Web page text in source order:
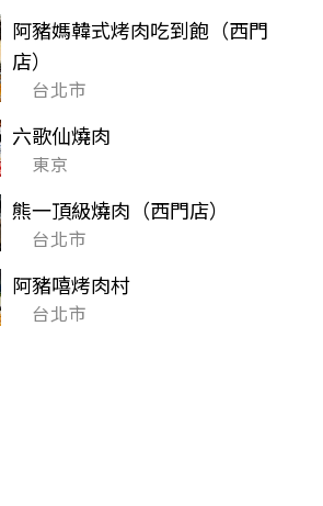
阿豬媽韓式烤肉吃到飽（西門
店）
台北市
六歌仙燒肉
東京
熊一頂級燒肉（西門店）
台北市
阿豬嘻烤肉村
台北市